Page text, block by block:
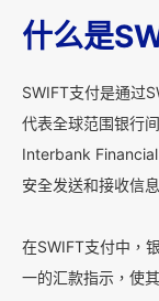
什么是
SWIFT支付是通过
代表全球范围银行
Interbank
安全发送和接收信
在SWIFT支付中，
一的汇款指示，使